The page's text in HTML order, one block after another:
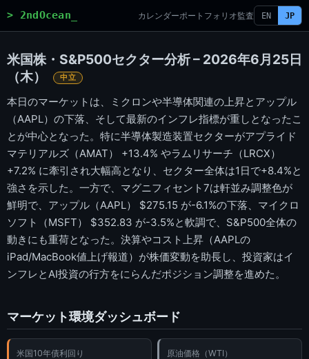
> 2ndOcean_ カレンダーポートフォリオ監査 EN JP
米国株・S&P500セクター分析 – 2026年6月25日
（木）
中立
本日のマーケットは、ミクロンや半導体関連の上昇とアップル
（AAPL）の下落、そして最新のインフレ指標が重しとなったこ
とが中心となった。特に半導体製造装置セクターがアプライド
マテリアルズ（AMAT） +13.4% やラムリサーチ（LRCX）
+7.2% に牽引され大幅高となり、セクター全体は1日で+8.4%と
強さを示した。一方で、マグニフィセント7は軒並み調整色が
鮮明で、アップル（AAPL） $275.15 が-6.1%の下落、マイクロ
ソフト（MSFT） $352.83 が-3.5%と軟調で、S&P500全体の
動きにも重荷となった。決算やコスト上昇（AAPLの
iPad/MacBook値上げ報道）が株価変動を助長し、投資家はイ
ンフレとAI投資の行方をにらんだポジション調整を進めた。
マーケット環境ダッシュボード
米国10年債利回り 原油価格（WTI）